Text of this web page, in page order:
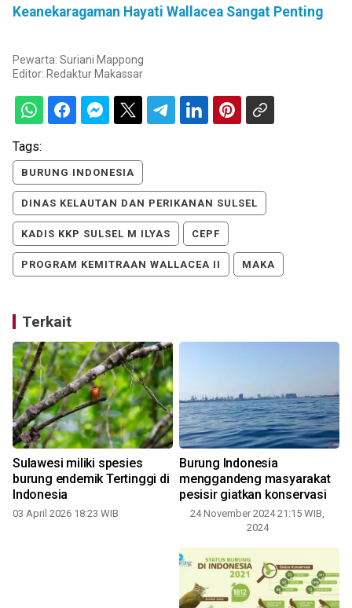
Keanekaragaman Hayati Wallacea Sangat Penting
Pewarta: Suriani Mappong
Editor: Redaktur Makassar
Tags:
BURUNG INDONESIA
DINAS KELAUTAN DAN PERIKANAN SULSEL
KADIS KKP SULSEL M ILYAS CEPF
PROGRAM KEMITRAAN WALLACEA II MAKA
Terkait
Sulawesi miliki spesies
burung endemik Tertinggi di
Indonesia
03 April 2026 18:23 WIB
Burung Indonesia
menggandeng masyarakat
pesisir giatkan konservasi
24 November 2024 21:15 WIB,
2024